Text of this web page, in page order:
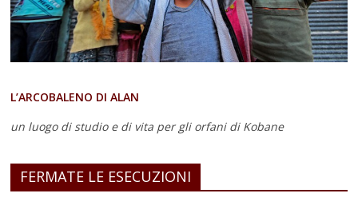
L’ARCOBALENO DI ALAN
un luogo di studio e di vita per gli orfani di Kobane
FERMATE LE ESECUZIONI